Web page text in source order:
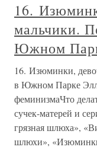
16.
мальчики.
Южном
16. Изюминки,
в Южном Парке
феминизмаЧто
сучек-матерей и
грязная шлюха»,
шлюхи»,